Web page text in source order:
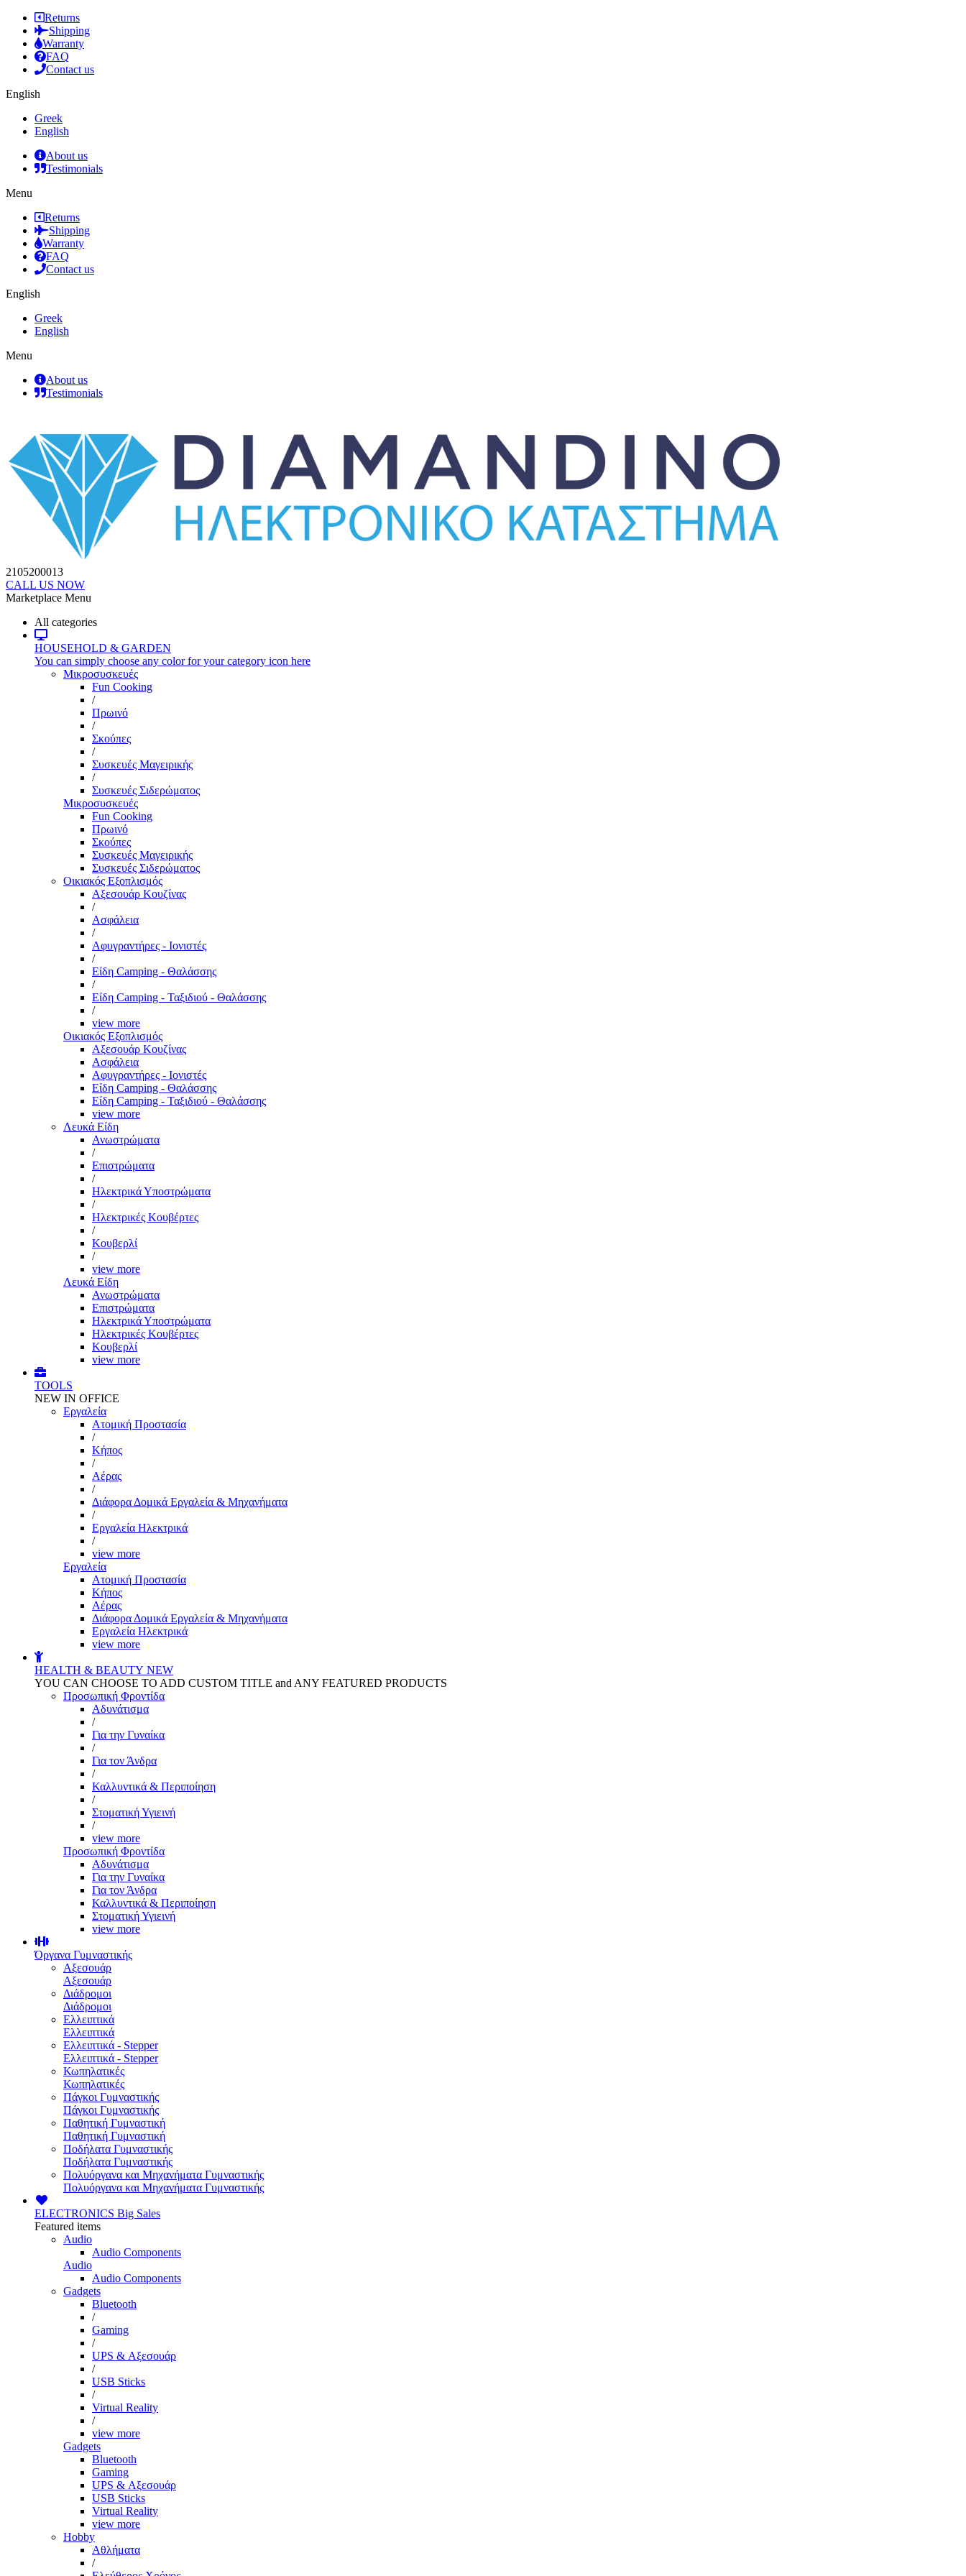
Returns
Shipping
Warranty
FAQ
Contact us
English
Greek
English
About us
Testimonials
Menu
Returns
Shipping
Warranty
FAQ
Contact us
English
Greek
English
Menu
About us
Testimonials
2105200013
CALL US NOW
Marketplace Menu
All categories
HOUSEHOLD & GARDEN
You can simply choose any color for your category icon here
Μικροσυσκευές
Fun Cooking
/
Πρωινό
/
Σκούπες
/
Συσκευές Μαγειρικής
/
Συσκευές Σιδερώματος
Μικροσυσκευές
Fun Cooking
Πρωινό
Σκούπες
Συσκευές Μαγειρικής
Συσκευές Σιδερώματος
Οικιακός Εξοπλισμός
Αξεσουάρ Κουζίνας
/
Ασφάλεια
/
Αφυγραντήρες - Ιονιστές
/
Είδη Camping - Θαλάσσης
/
Είδη Camping - Ταξιδιού - Θαλάσσης
/
view more
Οικιακός Εξοπλισμός
Αξεσουάρ Κουζίνας
Ασφάλεια
Αφυγραντήρες - Ιονιστές
Είδη Camping - Θαλάσσης
Είδη Camping - Ταξιδιού - Θαλάσσης
view more
Λευκά Είδη
Ανωστρώματα
/
Επιστρώματα
/
Ηλεκτρικά Υποστρώματα
/
Ηλεκτρικές Κουβέρτες
/
Κουβερλί
/
view more
Λευκά Είδη
Ανωστρώματα
Επιστρώματα
Ηλεκτρικά Υποστρώματα
Ηλεκτρικές Κουβέρτες
Κουβερλί
view more
TOOLS
NEW IN OFFICE
Εργαλεία
Aτομική Προστασία
/
Kήπος
/
Αέρας
/
Διάφορα Δομικά Εργαλεία & Μηχανήματα
/
Εργαλεία Ηλεκτρικά
/
view more
Εργαλεία
Aτομική Προστασία
Kήπος
Αέρας
Διάφορα Δομικά Εργαλεία & Μηχανήματα
Εργαλεία Ηλεκτρικά
view more
HEALTH & BEAUTY NEW
YOU CAN CHOOSE TO ADD CUSTOM TITLE and ANY FEATURED PRODUCTS
Προσωπική Φροντίδα
Αδυνάτισμα
/
Για την Γυναίκα
/
Για τον Άνδρα
/
Καλλυντικά & Περιποίηση
/
Στοματική Υγιεινή
/
view more
Προσωπική Φροντίδα
Αδυνάτισμα
Για την Γυναίκα
Για τον Άνδρα
Καλλυντικά & Περιποίηση
Στοματική Υγιεινή
view more
Όργανα Γυμναστικής
Αξεσουάρ
Αξεσουάρ
Διάδρομοι
Διάδρομοι
Ελλειπτικά
Ελλειπτικά
Ελλειπτικά - Stepper
Ελλειπτικά - Stepper
Κωπηλατικές
Κωπηλατικές
Πάγκοι Γυμναστικής
Πάγκοι Γυμναστικής
Παθητική Γυμναστική
Παθητική Γυμναστική
Ποδήλατα Γυμναστικής
Ποδήλατα Γυμναστικής
Πολυόργανα και Μηχανήματα Γυμναστικής
Πολυόργανα και Μηχανήματα Γυμναστικής
ELECTRONICS Big Sales
Featured items
Audio
Audio Components
Audio
Audio Components
Gadgets
Bluetooth
/
Gaming
/
UPS & Αξεσουάρ
/
USB Sticks
/
Virtual Reality
/
view more
Gadgets
Bluetooth
Gaming
UPS & Αξεσουάρ
USB Sticks
Virtual Reality
view more
Hobby
Αθλήματα
/